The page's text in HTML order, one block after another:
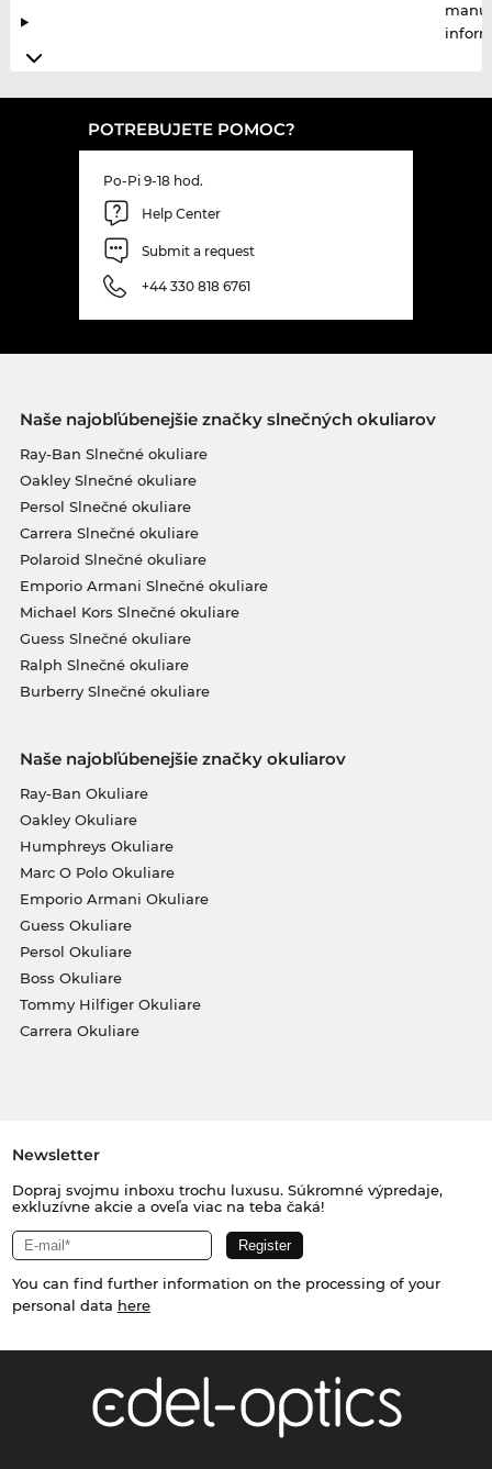
POTREBUJETE POMOC?
Po-Pi 9-18 hod.
Help Center
Submit a request
+44 330 818 6761
Naše najobľúbenejšie značky slnečných okuliarov
Ray-Ban Slnečné okuliare
Oakley Slnečné okuliare
Persol Slnečné okuliare
Carrera Slnečné okuliare
Polaroid Slnečné okuliare
Emporio Armani Slnečné okuliare
Michael Kors Slnečné okuliare
Guess Slnečné okuliare
Ralph Slnečné okuliare
Burberry Slnečné okuliare
Naše najobľúbenejšie značky okuliarov
Ray-Ban Okuliare
Oakley Okuliare
Humphreys Okuliare
Marc O Polo Okuliare
Emporio Armani Okuliare
Guess Okuliare
Persol Okuliare
Boss Okuliare
Tommy Hilfiger Okuliare
Carrera Okuliare
Newsletter
Dopraj svojmu inboxu trochu luxusu. Súkromné výpredaje,
exkluzívne akcie a oveľa viac na teba čaká!
You can find further information on the processing of your
personal data here